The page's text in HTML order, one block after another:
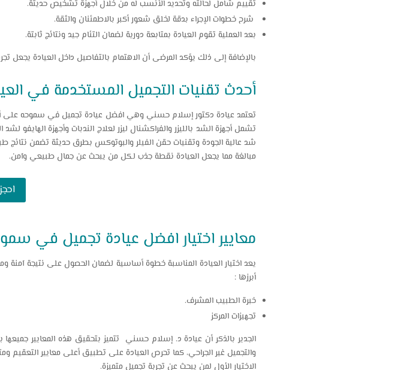
تقييم شامل لحالته وتحديد الأنسب له من خلال أجهزة تشخيص حديثة.
شرح خطوات الإجراء بدقة لخلق شعور أكبر بالاطمئنان والثقة.
بعد العملية تقوم العيادة بمتابعة دورية لضمان التئام جيد ونتائج ثابتة.
بالإضافة إلى ذلك يؤكد المرضى أن الاهتمام بالتفاصيل داخل العيادة يجعل
أحدث تقنيات التجميل المستخدمة في
تعتمد عيادة دكتور إسلام حسني وهي افضل عيادة تجميل في سموحه على
تشمل أجهزة الشد بالليزر والفراكشنال ليزر لعلاج الندبات وأجهزة الهايفو
شد عالية الجودة وتقنيات حقن الفيلر والبوتوكس بطرق حديثة تضمن نتائج
مبالغة مما يجعل العيادة نقطة جذب لكل من يبحث عن جمال طبيعي وآمن.
معايير اختيار افضل عيادة تجميل في
يعد اختيار العيادة المناسبة خطوة أساسية لضمان الحصول على نتيجة
أبرزها :
خبرة الطبيب المشرف.
تجهيزات المركز
الجدير بالذكر أن عيادة د. إسلام حسني تتميز بتحقيق هذه المعايير
والتجميل غير الجراحي، كما تحرص العيادة على تطبيق أعلى معايير التعقيم
الاختيار الأول لمن يبحث عن تجربة تجميل متميزة.